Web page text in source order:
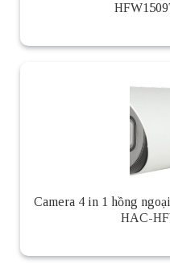
Camera 4 in 1 hồng
HAC-